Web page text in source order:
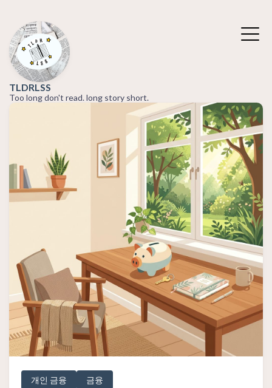
TLDRLSS
Too long don't read. long story short.
개인 금융 금융